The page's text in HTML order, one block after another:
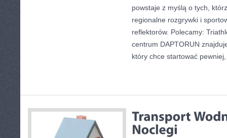
powstaje z myślą o tych,
regionalne rozgrywki i
reflektorów. Polecamy:
centrum DAPTORUN
który chce startować pewniej,